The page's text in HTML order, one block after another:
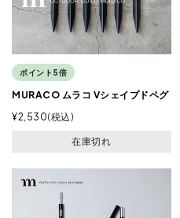
ポイント5倍
MURACO ムラコ Vシェイプドペグ
¥2,530 税込
在庫切れ